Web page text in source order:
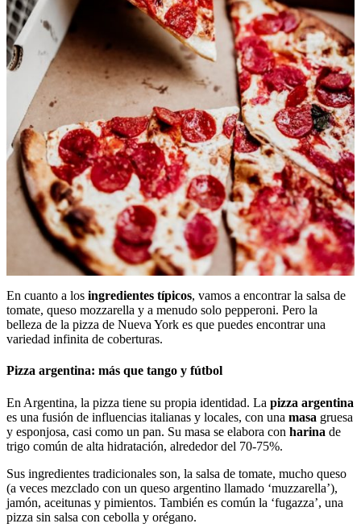
En cuanto a los ingredientes típicos, vamos a encontrar la salsa de
tomate, queso mozzarella y a menudo solo pepperoni. Pero la
belleza de la pizza de Nueva York es que puedes encontrar una
variedad infinita de coberturas.
Pizza argentina: más que tango y fútbol
En Argentina, la pizza tiene su propia identidad. La pizza argentina
es una fusión de influencias italianas y locales, con una masa gruesa
y esponjosa, casi como un pan. Su masa se elabora con harina de
trigo común de alta hidratación, alrededor del 70-75%.
Sus ingredientes tradicionales son, la salsa de tomate, mucho queso
(a veces mezclado con un queso argentino llamado ‘muzzarella’),
jamón, aceitunas y pimientos. También es común la ‘fugazza’, una
pizza sin salsa con cebolla y orégano.